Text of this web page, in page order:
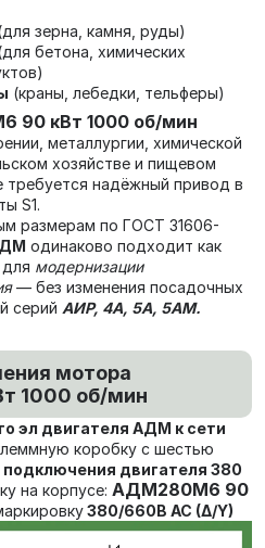
зерна, камня, руды)
бетона, химических
(краны, лебедки, тельферы)
90 кВт 1000 об/мин
металлургии, химической
хозяйстве и пищевом
надёжный привод в
S1.
размерам по ГОСТ 31606-
одинаково подходит как
для модернизации
— без изменения посадочных
серий АИР, 4А, 5А, 5АМ.
мотора
1000 об/мин
эл двигателя АДМ к сети
коробку с шестью
двигателя 380
на корпусе: АДМ280М6 90
380/660В AC (Δ/Y)